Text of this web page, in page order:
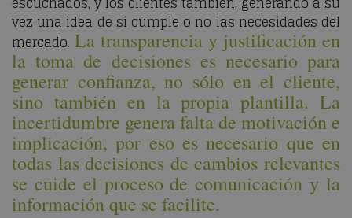
vez una idea de si cumple o no las necesidades del
mercado. La transparencia y justificación en
la toma de decisiones es necesario para
generar confianza, no sólo en el cliente,
sino también en la propia plantilla. La
incertidumbre genera falta de motivación e
implicación, por eso es necesario que en
todas las decisiones de cambios relevantes
se cuide el proceso de comunicación y la
información que se facilite.